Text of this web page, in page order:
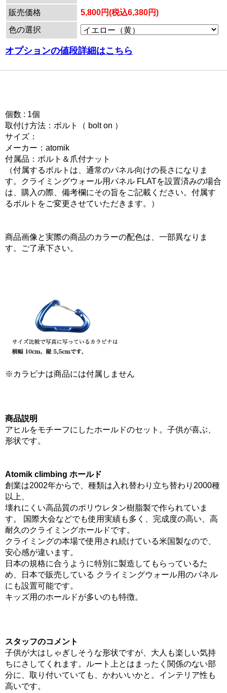
販売価格
5,800円(税込6,380円)
色の選択
オプションの値段詳細はこちら
個数 : 1個
取付け方法：ボルト（ bolt on ）
サイズ：
メーカー：atomik
付属品：ボルト＆爪付ナット
（付属するボルトは、通常のパネル向けの長さになりま
す。クライミングウォール用パネル FLATを設置済みの場合
は、購入の際、備考欄にその旨をご記載ください。付属す
るボルトをご変更させていただきます。）
商品画像と実際の商品のカラーの配色は、一部異なりま
す。ご了承下さい。
※カラビナは商品には付属しません
商品説明
アヒルをモチーフにしたホールドのセット。子供が喜ぶ、
形状です。
Atomik climbing ホールド
創業は2002年からで、種類は入れ替わり立ち替わり2000種
以上、
壊れにくい高品質のポリウレタン樹脂製で作られていま
す。 国際大会などでも使用実績も多く、完成度の高い、高
耐久のクライミングホールドです。
クライミングの本場で使用され続けている米国製なので、
安心感が違います。
日本の規格に合うように特別に製造してもらっているた
め、日本で販売している クライミングウォール用のパネル
にも設置可能です。
キッズ用のホールドが多いのも特徴。
スタッフのコメント
子供が大はしゃぎしそうな形状ですが、大人も楽しい気持
ちにさしてくれます。ルート上とはまったく関係のない部
分に、取り付いていても、かわいいかと。インテリア性も
高いです。